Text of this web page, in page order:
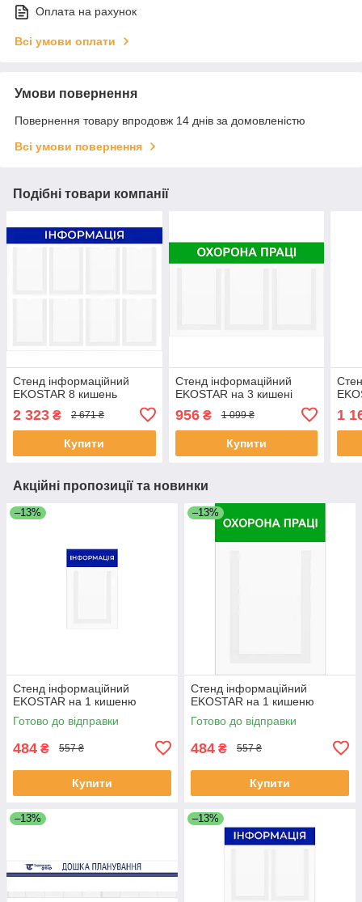
Оплата на рахунок
Всі умови оплати
Умови повернення
Повернення товару впродовж 14 днів за домовленістю
Всі умови повернення
Подібні товари компанії
Стенд інформаційний
EKOSTAR 8 кишень
2 323 ₴ 2 671 ₴
Купити
Стенд інформаційний
EKOSTAR на 3 кишені
956₴ 1 099 ₴
Купити
1
Акційні пропозиції та новинки
–13%
Стенд інформаційний
EKOSTAR на 1 кишеню
Готово до відправки
484 ₴ 557 ₴
Купити
–13%
Стенд інформаційний
EKOSTAR на 1 кишеню
Готово до відправки
484 ₴ 557 ₴
Купити
–13% –13%